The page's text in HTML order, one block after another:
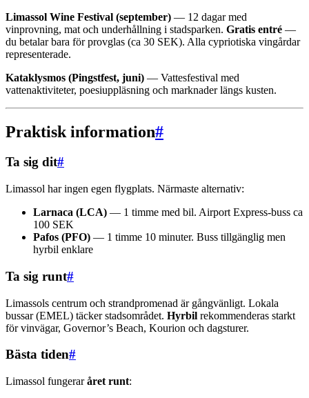
Limassol Wine Festival (september) — 12 dagar med
vinprovning, mat och underhållning i stadsparken. Gratis entré —
du betalar bara för provglas (ca 30 SEK). Alla cypriotiska vingårdar
representerade.
Kataklysmos (Pingstfest, juni) — Vattesfestival med
vattenaktiviteter, poesiuppläsning och marknader längs kusten.
Praktisk information#
Ta sig dit#
Limassol har ingen egen flygplats. Närmaste alternativ:
Larnaca (LCA) — 1 timme med bil. Airport Express-buss ca
100 SEK
Pafos (PFO) — 1 timme 10 minuter. Buss tillgänglig men
hyrbil enklare
Ta sig runt#
Limassols centrum och strandpromenad är gångvänligt. Lokala
bussar (EMEL) täcker stadsområdet. Hyrbil rekommenderas starkt
för vinvägar, Governor’s Beach, Kourion och dagsturer.
Bästa tiden#
Limassol fungeraråret runt: